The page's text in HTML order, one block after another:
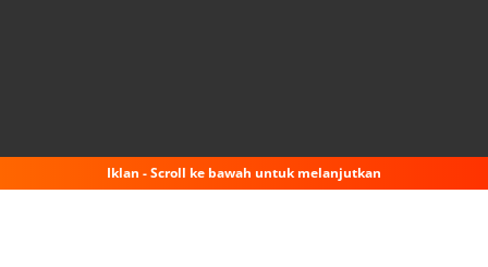
Iklan - Scroll ke bawah untuk melanjutkan